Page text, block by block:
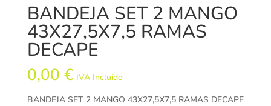
BANDEJA SET 2 MANGO
43X27,5X7,5 RAMAS
DECAPE
0,00 € IVA Incluido
BANDEJA SET 2 MANGO 43X27,5X7,5 RAMAS DECAPE